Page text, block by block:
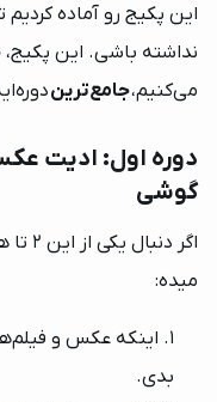
این پکیج رو آماده
نداشته باشی. این پکیج،
می‌کنیم،جامع‌ترین
دوره اول: ادیت
گوشی
اگر
میده:
اینکه عکس و
بدی.